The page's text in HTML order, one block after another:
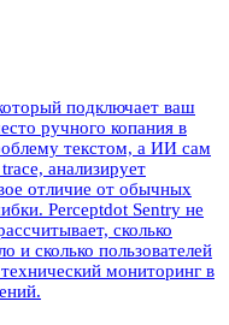
подключает ваш
ручного копания в
текстом, а ИИ сам
анализирует
отличие от обычных
Perceptdot Sentry не
сколько
и сколько пользователей
мониторинг в